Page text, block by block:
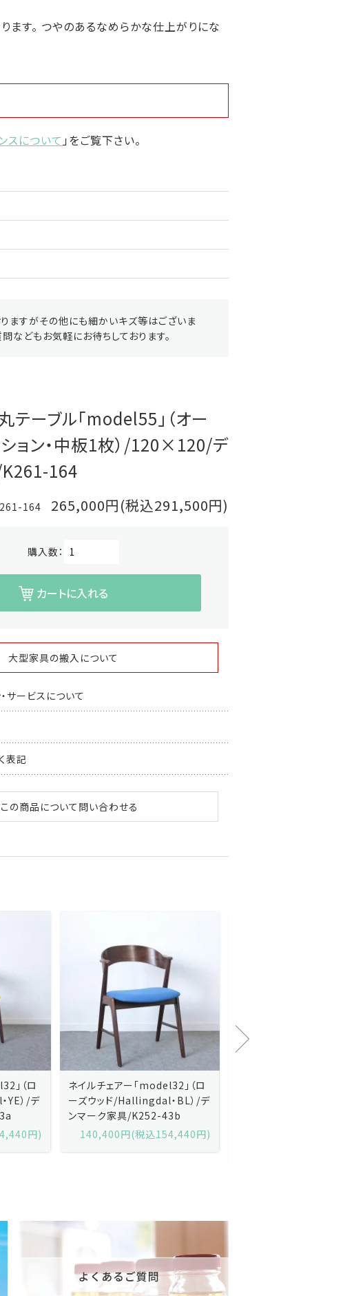
ます。 つやのあるなめらかな仕上がりにな
スについて 」をご覧下さい。
ますがその他にも細かいキズ等はございま
などもお気軽にお待ちしております。
ーブル「model55」（オー
ション・中板1枚）/120×120/デ
164
164 265,000円(税込291,500円)
購入数：
カートに入れる
大型家具の搬入について
サービスについて
表記
この商品について問い合わせる
」（ロ
BL）/デ
円)
Kai Kristiansenカイ・クリスチ
ャンセン/ダイニングチェアー
「No.42」（ローズウッド・レザー
黒）/デンマーク家具/J252-57j